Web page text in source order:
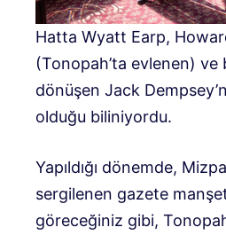
Hatta Wyatt Earp,
(Tonopah’ta evlenen)
dönüşen Jack
olduğu biliniyordu.
Yapıldığı dönemde,
sergilenen gazete
göreceğiniz gibi,